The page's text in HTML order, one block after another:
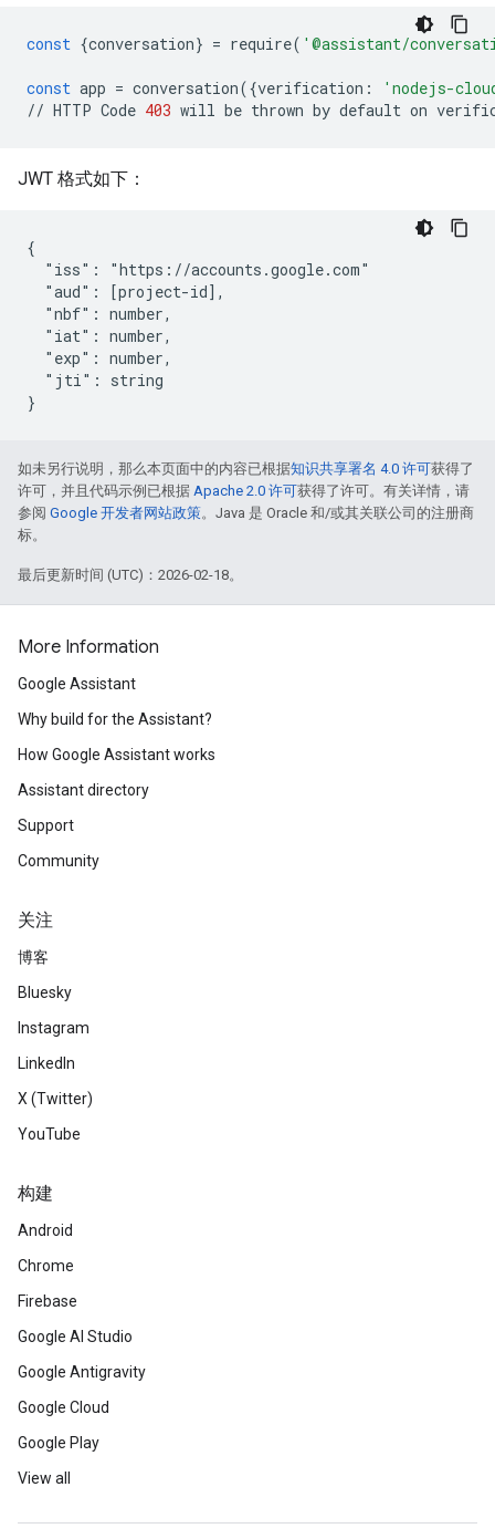
const {conversation} = require( '@assistant/
const app = conversation({verification :
'nodejs-
// HTTP Code 403 will be thrown by default on
JWT 格式如下：
{
  "iss": "https://accounts.google.com"
  "aud": [project-id],
  "nbf": number,
  "iat": number,
  "exp": number,
  "jti": string
}
如未另行说明，那么本页面中的内容已根据知识共享署名 4.0 许可获得了
许可，并且代码示例已根据 Apache 2.0 许可获得了许可。有关详情，请
参阅 Google 开发者网站政策。Java 是 Oracle 和/或其关联公司的注册商
标。
最后更新时间 (UTC)：2026-02-18。
More Information
Google Assistant
Why build for the Assistant?
How Google Assistant works
Assistant directory
Support
Community
关注
博客
Bluesky
Instagram
LinkedIn
X (Twitter)
YouTube
构建
Android
Chrome
Firebase
Google AI Studio
Google Antigravity
Google Cloud
Google Play
View all